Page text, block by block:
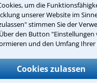
um die
unserer Website im
stimmen Sie der
den Button
und den Umfang
Cookies zulassen
Teste Dein Rechtswissen